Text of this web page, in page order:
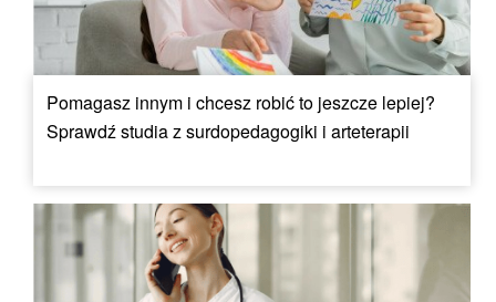
Pomagasz innym i chcesz robić to jeszcze lepiej?
Sprawdź studia z surdopedagogiki i arteterapii